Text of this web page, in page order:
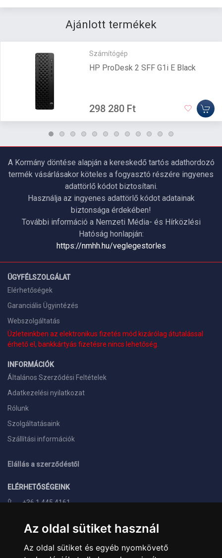
Az oldal sütiket használ
Az oldal sütiket és egyéb nyomkövető
Ajánlott termékek
Számítógép
HP ProDesk 2 SFF G1i E Black
298 280 Ft
A Kormány döntése alapján a kereskedő tartós adathordozó
termék vásárlásakor köteles a fogyasztó részére ingyenes
adattörlő kódot biztosítani.
Használja az ingyenes adattörlő kódot adatainak
biztonsága érdekében!
További információ a Nemzeti Média- és Hírközlési
Hatóság honlapján:
https://nmhh.hu/veglegestorles
ÜGYFÉLSZOLGÁLAT
Elérhetőségek
Garanciális Ügyintézés
Webszolgáltatás
Üzleteinkben az elektronikus fizetés mód kizárólag átutalással
érhető el, bankkártyás fizetésre nincs lehetőség.
INFORMÁCIÓK
Általános Szerződési Feltételek
Adatkezelési nyilatkozat
Rólunk
Szolgáltatásaink
Szállítási információk
Elállás a szerződéstől
ELÉRHETŐSÉGEINK
+36 1 445 4161
info@landcomputer.hu
1148 Budapest, Nagy Lajos király útja 24.